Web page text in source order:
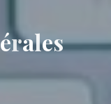
érales